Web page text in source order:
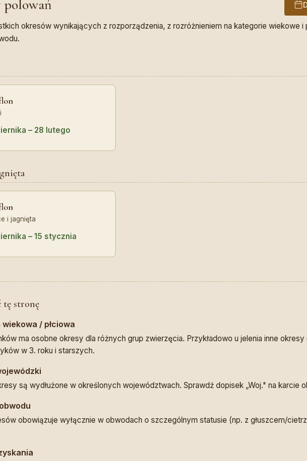
polowań
okresów wynikających z rozporządzenia, z rozróżnieniem na kategorie wiekowe
– 28 lutego
i jagnięta
– 15 stycznia
tę stronę
/ płciowa
ma osobne okresy dla różnych grup zwierzęcia. Przykładowo u jelenia inne
w 3. roku i starszych.
są wydłużone w określonych województwach. Sprawdź dopisek „Woj." na karcie
obowiązuje wyłącznie w obwodach o szczególnym statusie (np. z głuszcem/